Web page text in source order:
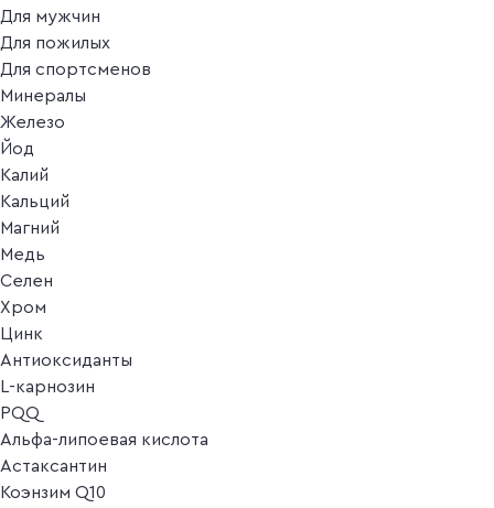
Для мужчин
Для пожилых
Для спортсменов
Минералы
Железо
Йод
Калий
Кальций
Магний
Медь
Селен
Хром
Цинк
Антиоксиданты
L-карнозин
PQQ
Альфа-липоевая кислота
Астаксантин
Коэнзим Q10